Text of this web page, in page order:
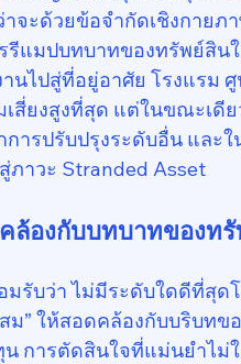
จะด้วยข้อจำกัดเชิงกายภ
แมปบทบาทของทรัพย์สินใ
นไปสู่ที่อยู่อาศัย โรงแรม
ยงสูงที่สุด แต่ในขณะเดีย
ารปรับปรุงระดับอื่น และ
ภาวะ Stranded Asset
ล้องกับบทบาทของท
รับว่า ไม่มีระดับใดดีที่สุด
ม” ให้สอดคล้องกับบริบท
การตัดสินใจที่แม่นยำไม่